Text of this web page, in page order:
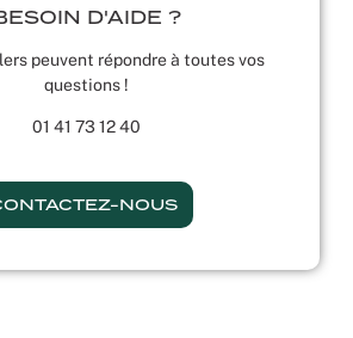
D'AIDE ?
peuvent répondre à toutes vos
questions !
01 41 73 12 40
NOUS